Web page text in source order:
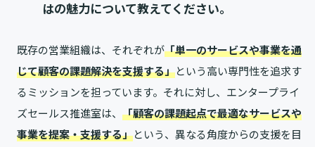
はの魅力について教えてください。
既存の営業組織は、それぞれが「単一のサービスや事業を通
じて顧客の課題解決を支援する」という高い専門性を追求す
るミッションを担っています。それに対し、エンタープライ
ズセールス推進室は、 「顧客の課題起点で最適なサービスや
事業を提案・支援する」という、異なる角度からの支援を目